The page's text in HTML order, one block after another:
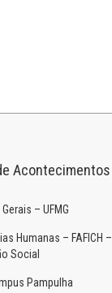
Acontecimentos
– UFMG
Humanas – FAFICH –
Social
Pampulha